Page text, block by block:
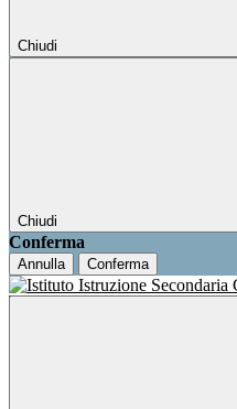
Chiudi
Chiudi
Conferma
Annulla Conferma